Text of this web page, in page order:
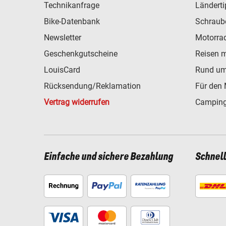
Technikanfrage
Bike-Datenbank
Newsletter
Geschenkgutscheine
LouisCard
Rücksendung/Reklamation
Vertrag widerrufen
Reisen
Rund
Für den
Einfache und sichere Bezahlung